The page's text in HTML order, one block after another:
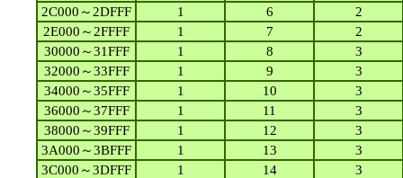
2C000～2DFFF
1 6
2
2E000～2FFFF
1 7
2
30000～31FFF
1 8
3
32000～33FFF
1 9
3
34000～35FFF
1 10
3
36000～37FFF
1 11
3
38000～39FFF
1 12
3
3A000～3BFFF
1 13
3
3C000～3DFFF
1 14
3